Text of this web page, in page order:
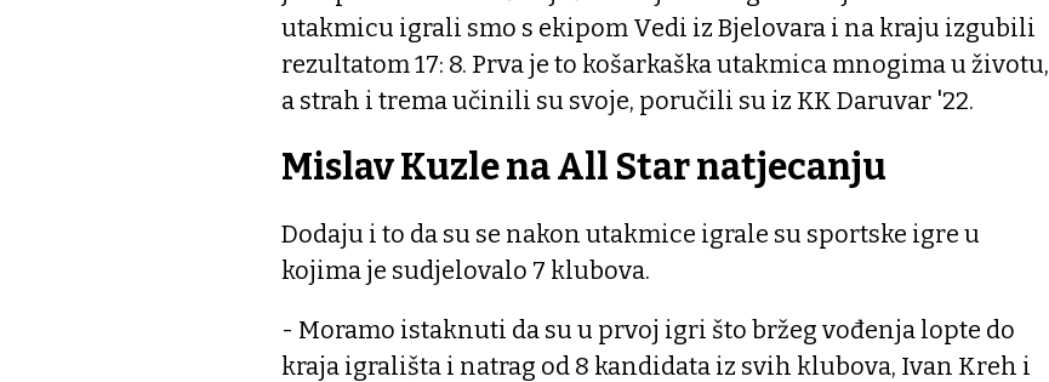
utakmicu igrali smo s ekipom Vedi iz Bjelovara i na kraju izgubili
rezultatom 17: 8. Prva je to košarkaška utakmica mnogima u životu,
a strah i trema učinili su svoje, poručili su iz KK Daruvar '22.
Mislav Kuzle na All Star natjecanju
Dodaju i to da su se nakon utakmice igrale su sportske igre u
kojima je sudjelovalo 7 klubova.
- Moramo istaknuti da su u prvoj igri što bržeg vođenja lopte do
kraja igrališta i natrag od 8 kandidata iz svih klubova, Ivan Kreh i